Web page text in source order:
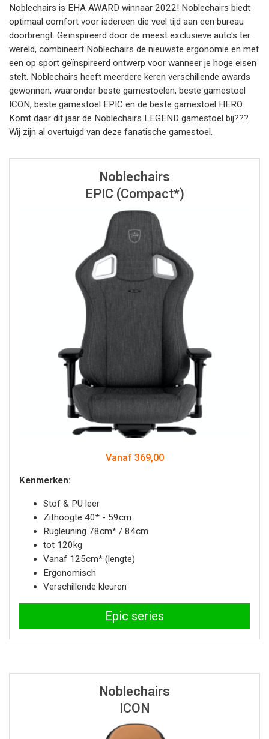
Noblechairs is EHA AWARD winnaar 2022! Noblechairs biedt
optimaal comfort voor iedereen die veel tijd aan een bureau
doorbrengt. Geïnspireerd door de meest exclusieve auto's ter
wereld, combineert Noblechairs de nieuwste ergonomie en met
een op sport geïnspireerd ontwerp voor wanneer je hoge eisen
stelt. Noblechairs heeft meerdere keren verschillende awards
gewonnen, waaronder beste gamestoelen, beste gamestoel
ICON, beste gamestoel EPIC en de beste gamestoel HERO.
Komt daar dit jaar de Noblechairs LEGEND gamestoel bij???
Wij zijn al overtuigd van deze fanatische gamestoel.
Noblechairs
EPIC (Compact*)
Vanaf 369,00
Kenmerken:
Stof & PU leer
Zithoogte 40* - 59cm
Rugleuning 78cm* / 84cm
tot 120kg
Vanaf 125cm* (lengte)
Ergonomisch
Verschillende kleuren
Epic series
Noblechairs
ICON